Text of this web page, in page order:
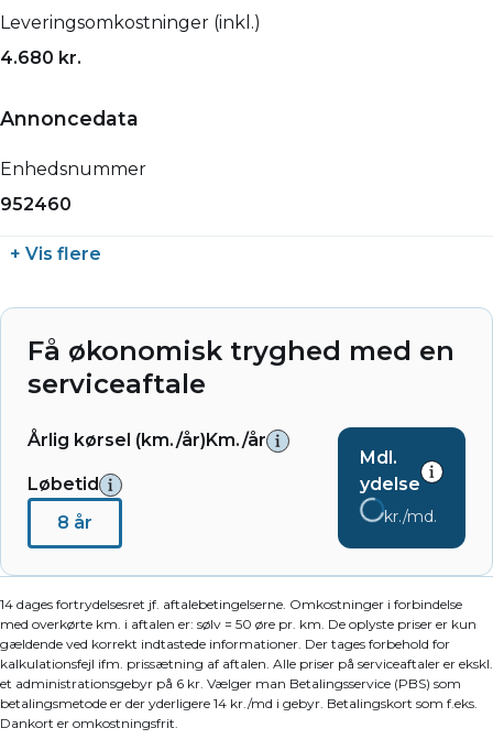
Leveringsomkostninger (inkl.)
4.680 kr.
Annoncedata
Enhedsnummer
952460
+ Vis flere
Få økonomisk tryghed med en
serviceaftale
Årlig kørsel (km./år)Km./år
Løbetid
8 år
Mdl.
ydelse
kr./md.
14 dages fortrydelsesret jf. aftalebetingelserne. Omkostninger i forbindelse
med overkørte km. i aftalen er: sølv = 50 øre pr. km. De oplyste priser er kun
gældende ved korrekt indtastede informationer. Der tages forbehold for
kalkulationsfejl ifm. prissætning af aftalen. Alle priser på serviceaftaler er ekskl.
et administrationsgebyr på 6 kr. Vælger man Betalingsservice (PBS) som
betalingsmetode er der yderligere 14 kr./md i gebyr. Betalingskort som f.eks.
Dankort er omkostningsfrit.